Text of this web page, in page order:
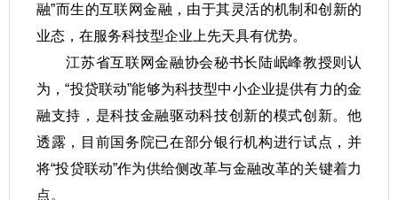
融”而生的互联网金融，由于其灵活的机制和创新的
业态，在服务科技型企业上先天具有优势。
江苏省互联网金融协会秘书长陆岷峰教授则认
为，“投贷联动”能够为科技型中小企业提供有力的金
融支持，是科技金融驱动科技创新的模式创新。他
透露，目前国务院已在部分银行机构进行试点，并
将“投贷联动”作为供给侧改革与金融改革的关键着力
点。